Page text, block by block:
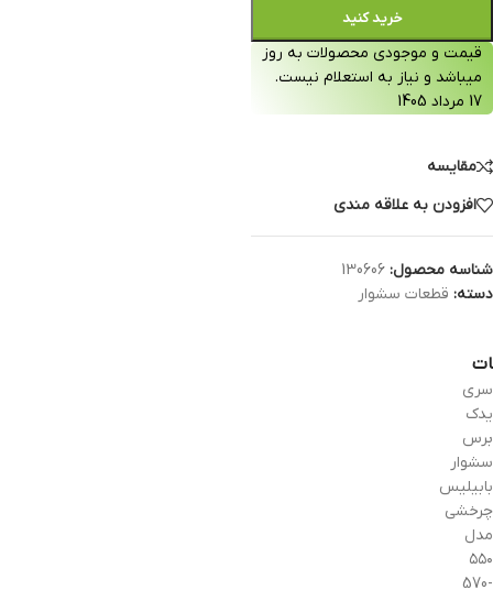
خرید کنید
قیمت و موجودی محصولات به روز
میباشد و نیاز به استعلام نیست.
17 مرداد 1405
مقایسه
افزودن به علاقه مندی
شناسه محصول: 130606
دسته: قطعات سشوار
سری
یدک
برس
سشوار
بابیلیس
چرخشی
مدل
۵۵۰
-570